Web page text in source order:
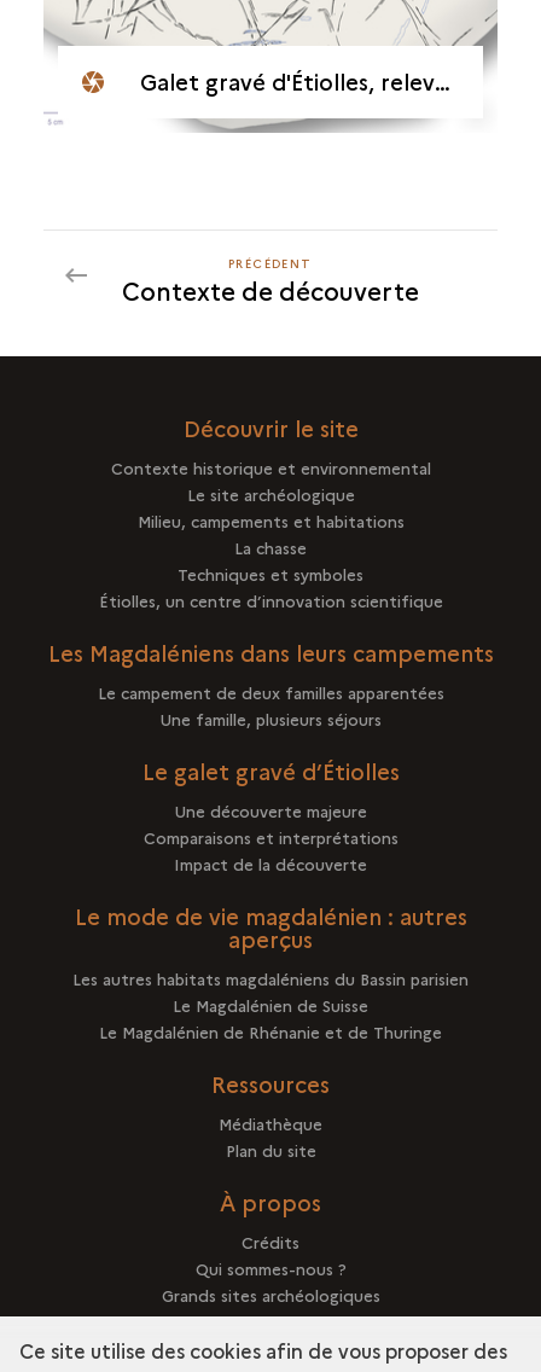
Galet gravé d'Étiolles, relevé du verso
PRÉCÉDENT
PRÉCÉDENT
Contexte de découverte
Découvrir le site
Contexte historique et environnemental
Le site archéologique
Milieu, campements et habitations
La chasse
Techniques et symboles
Étiolles, un centre d’innovation scientifique
Les Magdaléniens dans leurs campements
Le campement de deux familles apparentées
Une famille, plusieurs séjours
Le galet gravé d’Étiolles
Une découverte majeure
Comparaisons et interprétations
Impact de la découverte
Le mode de vie magdalénien : autres
aperçus
Les autres habitats magdaléniens du Bassin parisien
Le Magdalénien de Suisse
Le Magdalénien de Rhénanie et de Thuringe
Ressources
Médiathèque
Plan du site
À propos
Crédits
Qui sommes-nous ?
Grands sites archéologiques
Mentions légales
Ce site utilise des cookies afin de vous proposer des